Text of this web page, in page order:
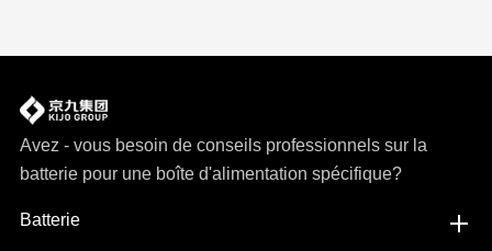
Avez - vous besoin de conseils professionnels sur la
batterie pour une boîte d'alimentation spécifique?
Batterie